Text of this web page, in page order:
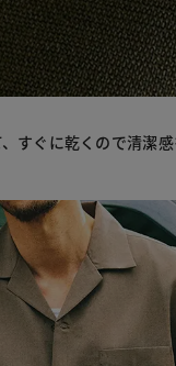
すぐに乾くので清潔